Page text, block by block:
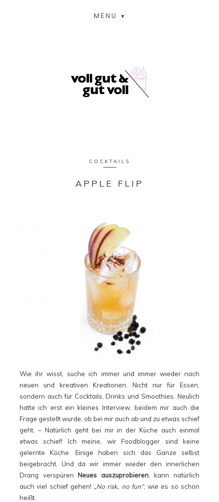
MENU
COCKTAILS
APPLE FLIP
Wie ihr wisst, suche ich immer und immer wieder nach
neuen und kreativen Kreationen. Nicht nur für Essen,
sondern auch für Cocktails, Drinks und Smoothies. Neulich
hatte ich erst ein kleines Interview, beidem mir auch die
Frage gestellt wurde, ob bei mir auch ab und zu etwas schief
geht. – Natürlich geht bei mir in der Küche auch einmal
etwas schief! Ich meine, wir Foodblogger sind keine
gelernte Köche. Einige haben sich das Ganze selbst
beigebracht. Und da wir immer wieder den innerlichen
Drang verspüren Neues auszuprobieren, kann natürlich
auch viel schief gehen! „No risk, no fun“, wie es so schön
heißt.